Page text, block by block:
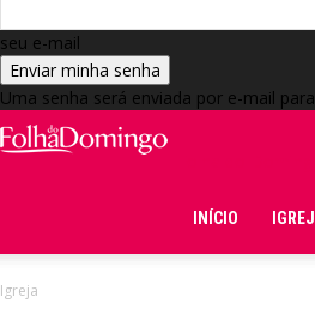
seu e-mail
Uma senha será enviada por e-mail
INÍCIO
Igreja